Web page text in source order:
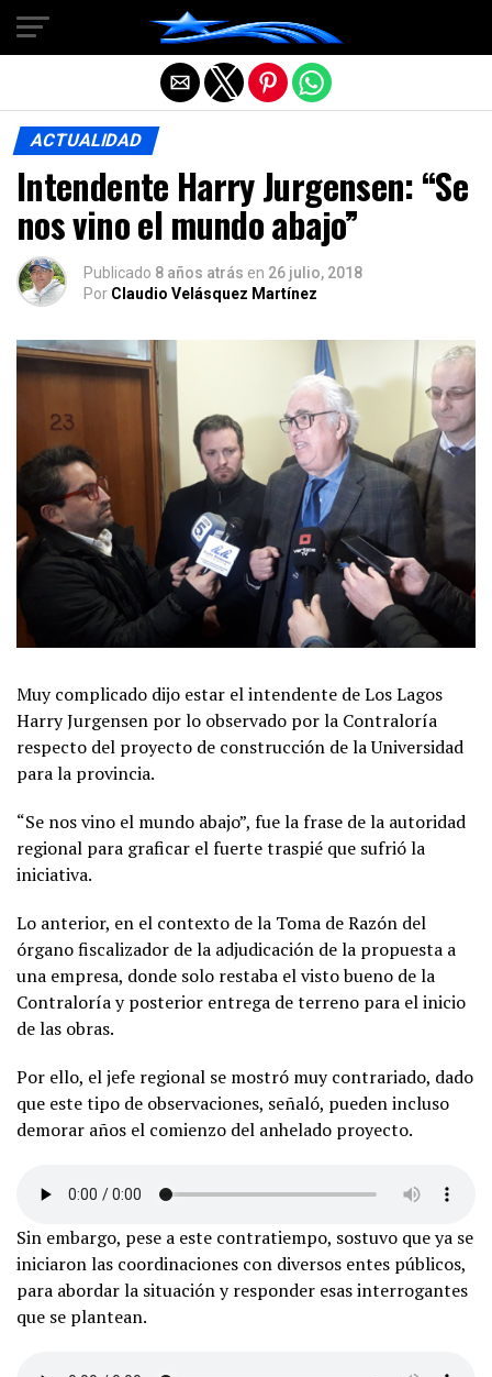
ACTUALIDAD
Intendente Harry Jurgensen: “Se
nos vino el mundo abajo”
Publicado 8 años atrás en 26 julio, 2018
Por Claudio Velásquez Martínez
Muy complicado dijo estar el intendente de Los Lagos
Harry Jurgensen por lo observado por la Contraloría
respecto del proyecto de construcción de la Universidad
para la provincia.
“Se nos vino el mundo abajo”, fue la frase de la autoridad
regional para graficar el fuerte traspié que sufrió la
iniciativa.
Lo anterior, en el contexto de la Toma de Razón del
órgano fiscalizador de la adjudicación de la propuesta a
una empresa, donde solo restaba el visto bueno de la
Contraloría y posterior entrega de terreno para el inicio
de las obras.
Por ello, el jefe regional se mostró muy contrariado, dado
que este tipo de observaciones, señaló, pueden incluso
demorar años el comienzo del anhelado proyecto.
Sin embargo, pese a este contratiempo, sostuvo que ya se
iniciaron las coordinaciones con diversos entes públicos,
para abordar la situación y responder esas interrogantes
que se plantean.
Salir de la versión móvil